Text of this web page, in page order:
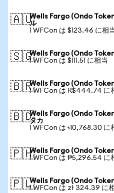
🇦🇺Wells Fargo (Ondo
ル
1 WFCon は $123.46 に相
🇸🇬Wells Fargo (Ondo
1 WFCon は $111.51 に相当
🇧🇷Wells Fargo (Ondo
1 WFCon は R$444.74 に
🇧🇩Wells Fargo (Ondo
タカ
1 WFCon は ৳10,768.30 に
🇵🇭Wells Fargo (Ondo
1 WFCon は ₱5,296.54 に
🇵🇱Wells Fargo (Ondo
1 WFCon は zł 324.39 に